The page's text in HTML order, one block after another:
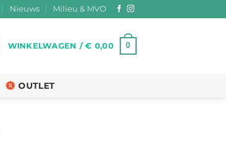
Nieuws Milieu & MVO
WINKELWAGEN /€ 0,00 0
OUTLET